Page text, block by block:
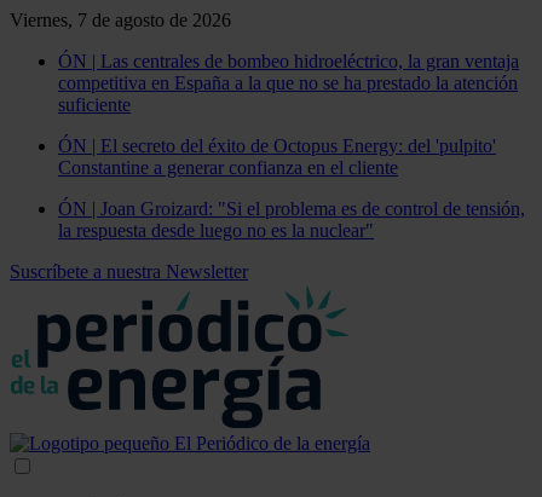
Viernes, 7 de agosto de 2026
ÓN | Las centrales de bombeo hidroeléctrico, la gran ventaja
competitiva en España a la que no se ha prestado la atención
suficiente
ÓN | El secreto del éxito de Octopus Energy: del 'pulpito'
Constantine a generar confianza en el cliente
ÓN | Joan Groizard: "Si el problema es de control de tensión,
la respuesta desde luego no es la nuclear"
Suscríbete a nuestra Newsletter